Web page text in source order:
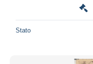
Stato